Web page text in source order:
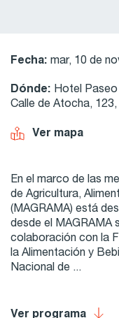
Fecha: mar, 10 de
Dónde: Hotel Paseo
Calle de Atocha,
Ver mapa
En el marco de las
de Agricultura,
(MAGRAMA) está
desde el MAGRAMA
colaboración con la
la Alimentación y
Nacional de ...
Ver programa